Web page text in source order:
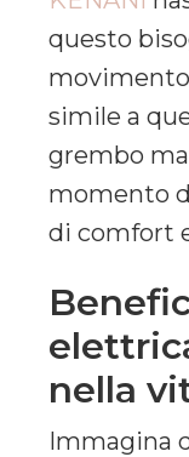
questo
simile a
grembo
momento
di comfort
nella
Immagina